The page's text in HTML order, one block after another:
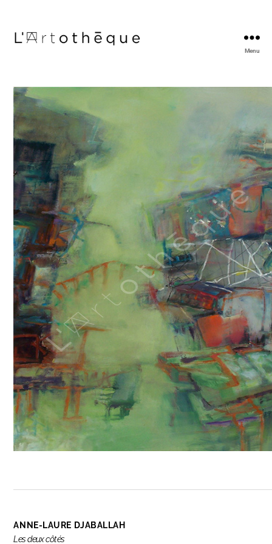
Menu
ANNE-LAURE DJABALLAH
Les deux côtés